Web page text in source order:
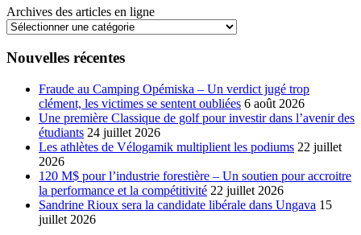
Archives des articles en ligne
Nouvelles récentes
Fraude au Camping Opémiska – Un verdict jugé trop
clément, les victimes se sentent oubliées 6 août 2026
Une première Classique de golf pour investir dans l’avenir des
étudiants 24 juillet 2026
Les athlètes de Vélogamik multiplient les podiums 22 juillet
2026
120 M$ pour l’industrie forestière – Un soutien pour accroitre
la performance et la compétitivité 22 juillet 2026
Sandrine Rioux sera la candidate libérale dans Ungava 15
juillet 2026